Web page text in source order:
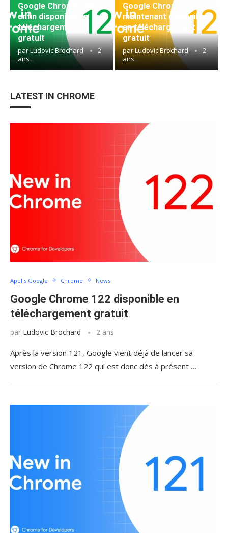
Google Chrome 124
enfin disponible en
téléchargement
gratuit
parLudovic Brochard
2
ans
Google Chrome 123
maintenant disponible
en téléchargement
gratuit
parLudovic Brochard
2
ans
LATEST IN CHROME
Applis Google Chrome News
Google Chrome 122 disponible en
téléchargement gratuit
par Ludovic Brochard 2 ans
Après la version 121, Google vient déjà de lancer sa
version de Chrome 122 qui est donc dès à présent …